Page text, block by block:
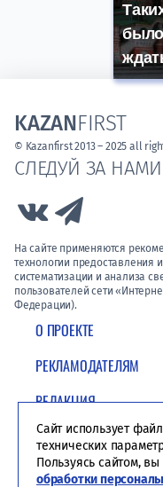
было
О ПРОЕКТЕ
РЕКЛАМОДАТЕЛЯМ
РЕДАКЦИЯ
ПОЛИТИКА
СЛЕДУЙ ЗА
Link to Vk
На сайте применяются
технологии предоставления
систематизации и анализа
пользователей сети
Федерации).
KAZANFIRST
© Kazanfirst 2013 – 2025 all
Сайт использует
технических
Пользуясь сайтом,
обработки